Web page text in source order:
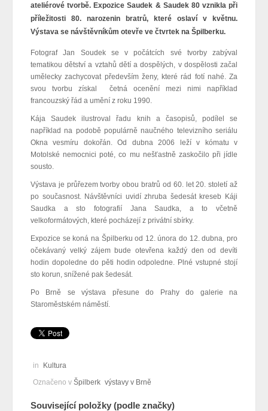
ateliérové tvorbě. Expozice Saudek & Saudek 80 vznikla při
příležitosti 80. narozenin bratrů, které oslaví v květnu.
Výstava se návštěvníkům otevře ve čtvrtek na Špilberku.
Fotograf Jan Soudek se v počátcích své tvorby zabýval
tematikou dětství a vztahů dětí a dospělých, v dospělosti začal
umělecky zachycovat především ženy, které rád fotí nahé. Za
svou tvorbu získal četná ocenění mezi nimi například
francouzský řád a umění z roku 1990.
Kája Saudek ilustroval řadu knih a časopisů, podílel se
například na podobě populárně naučného televizního seriálu
Okna vesmíru dokořán. Od dubna 2006 leží v kómatu v
Motolské nemocnici poté, co mu nešťastně zaskočilo při jídle
sousto.
Výstava je průřezem tvorby obou bratrů od 60. let 20. století až
po současnost. Návštěvníci uvidí zhruba šedesát kreseb Káji
Saudka a sto fotografií Jana Saudka, a to včetně
velkoformátových, které pocházejí z privátní sbírky.
Expozice se koná na Špilberku od 12. února do 12. dubna, pro
očekávaný velký zájem bude otevřena každý den od devíti
hodin dopoledne do pěti hodin odpoledne. Plné vstupné stojí
sto korun, snížené pak šedesát.
Po Brně se výstava přesune do Prahy do galerie na
Staroměstském náměstí.
in
Kultura
Označeno v Špilberk výstavy v Brně
Související položky (podle značky)